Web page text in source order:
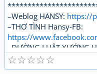
–Weblog HANSY: https://
–THƠ TÌNH Hansy-FB:
https://
–ĐƯỜNG LUẬT XƯỚNG
https://
OA/
☆
☆
☆
☆
☆